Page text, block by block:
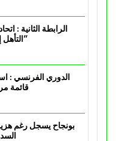
الرابطة الثانية :
التأهل إلى “البلاي أوف”
الدوري الفرنسي :
قائمة
بونجاح يسجل رغم